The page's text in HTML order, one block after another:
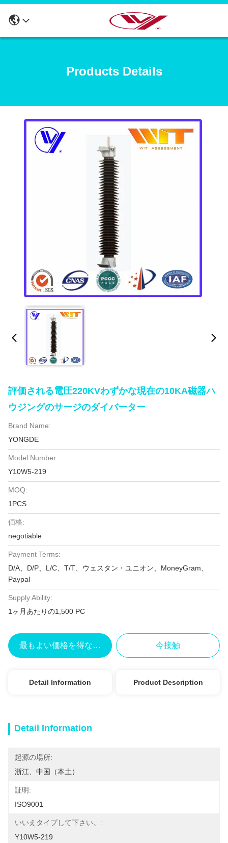
Products Details
評価される電圧220KVわずかな現在の10KA磁器ハ
ウジングのサージのダイバーター
Brand Name:
YONGDE
Model Number:
Y10W5-219
MOQ:
1PCS
価格:
negotiable
Payment Terms:
D/A、D/P、L/C、T/T、ウェスタン・ユニオン、MoneyGram、
Paypal
Supply Ability:
1ヶ月あたりの1,500 PC
最もよい価格を得なさい 今接触
Detail Information Product Description
Detail Information
起源の場所:
浙江、中国（本土）
証明:
ISO9001
いいえタイプして下さい。:
Y10W5-219